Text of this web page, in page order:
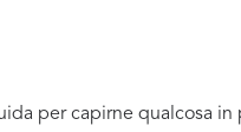
per capirne qualcosa in